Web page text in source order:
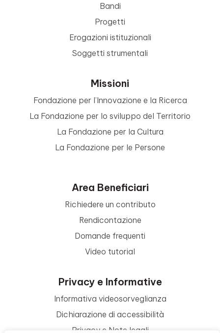
Bandi
Progetti
Erogazioni istituzionali
Soggetti strumentali
Missioni
Fondazione per l’Innovazione e la Ricerca
La Fondazione per lo sviluppo del Territorio
La Fondazione per la Cultura
La Fondazione per le Persone
Area Beneficiari
Richiedere un contributo
Rendicontazione
Domande frequenti
Video tutorial
Privacy e Informative
Informativa videosorveglianza
Dichiarazione di accessibilità
Privacy e Note legali